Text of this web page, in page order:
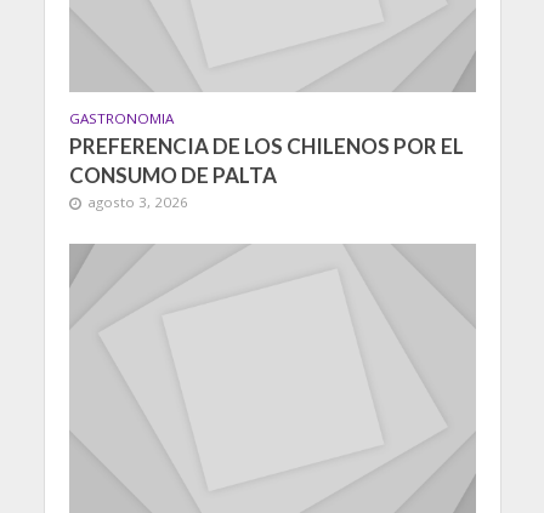
GASTRONOMIA
PREFERENCIA DE LOS CHILENOS POR EL
CONSUMO DE PALTA
agosto 3, 2026